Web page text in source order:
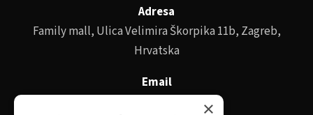
Adresa
Family mall, Ulica Velimira Škorpika 11b, Zagreb,
Hrvatska
Email
id@idejadoma.com×